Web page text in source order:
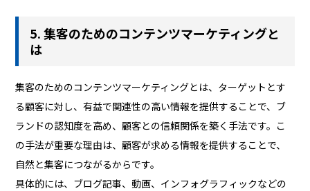
5. 集客のためのコンテンツマーケティングと
は
集客のためのコンテンツマーケティングとは、ターゲットとす
る顧客に対し、有益で関連性の高い情報を提供することで、ブ
ランドの認知度を高め、顧客との信頼関係を築く手法です。こ
の手法が重要な理由は、顧客が求める情報を提供することで、
自然と集客につながるからです。
具体的には、ブログ記事、動画、インフォグラフィックなどの